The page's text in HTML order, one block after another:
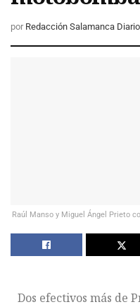
por Redacción Salamanca Diario
Raúl Manso y Miguel Ángel Prieto
Dos efectivos más de